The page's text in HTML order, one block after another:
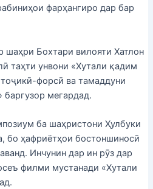
фарҳангиро дар бар
шаҳри Бохтари вилояти Хатлон
таҳти унвони «Хутали қадим
форсӣ ва тамаддуни
мегардад.
ба шаҳристони Ҳулбуки
бо ҳафриётҳои бостоншиносӣ
Инчунин дар ин рӯз дар
филми мустанади «Хутали